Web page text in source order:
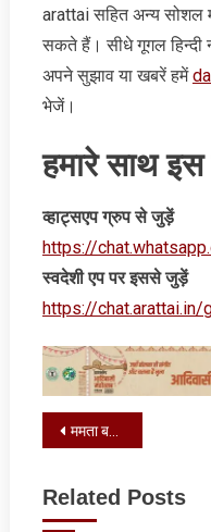
arattai सहित अन्‍य सोशल
सकते हैं। सीधे गूगल
अपने सुझाव या खबरें हमें
भेजें।
हमारे साथ
व्‍हाट्सएप ग्रुप से जुड़ें
https://
स्‍वदेशी एप पर इससे जुड़ें
https://
Post
ममता बनर्जी के इस्‍तीफा नहीं देने के बाद भी भाजपा का सीएम लेगा शपथ, जानें पूरा मामला
Related Posts